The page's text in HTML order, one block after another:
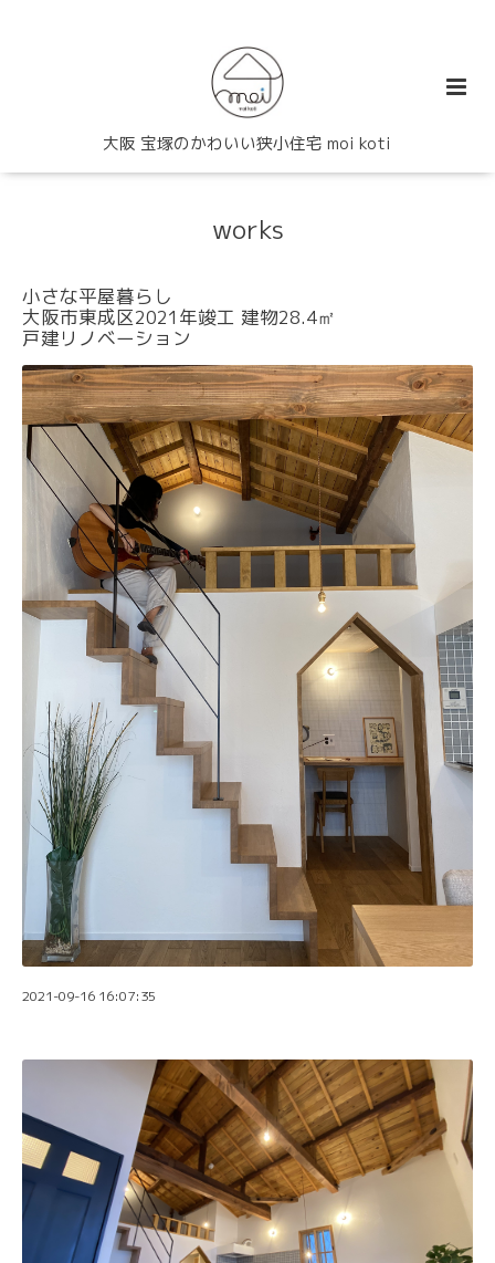
大阪 宝塚のかわいい狭小住宅 moi koti
works
小さな平屋暮らし
大阪市東成区2021年竣工 建物28.4㎡
戸建リノベーション
2021-09-16 16:07:35